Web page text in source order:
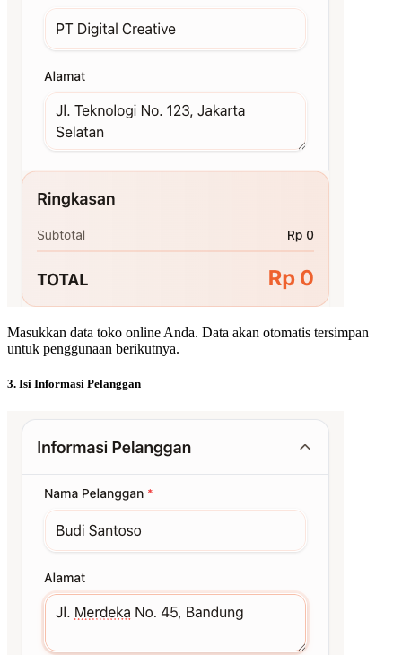
Masukkan data toko online Anda. Data akan otomatis tersimpan
untuk penggunaan berikutnya.
3. Isi Informasi Pelanggan